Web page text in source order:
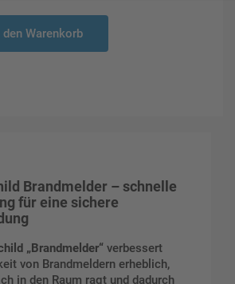
den Warenkorb
Brandmelder – schnelle
für eine sichere
„Brandmelder“ verbessert
von Brandmeldern erheblich,
in den Raum ragt und dadurch